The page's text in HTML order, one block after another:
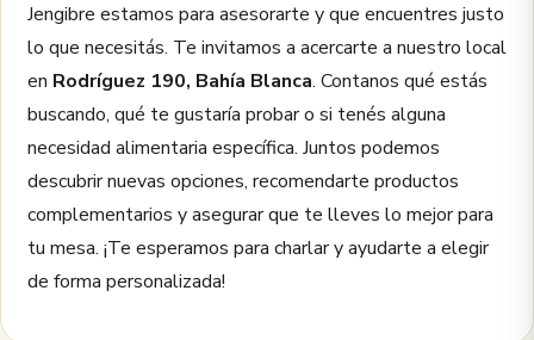
Jengibre estamos para asesorarte y que encuentres justo
lo que necesitás. Te invitamos a acercarte a nuestro local
en Rodríguez 190, Bahía Blanca. Contanos qué estás
buscando, qué te gustaría probar o si tenés alguna
necesidad alimentaria específica. Juntos podemos
descubrir nuevas opciones, recomendarte productos
complementarios y asegurar que te lleves lo mejor para
tu mesa. ¡Te esperamos para charlar y ayudarte a elegir
de forma personalizada!